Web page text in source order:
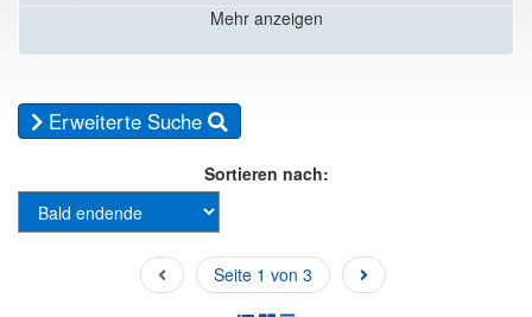
Mehr anzeigen
Erweiterte Suche
Sortieren nach:
Seite 1 von 3